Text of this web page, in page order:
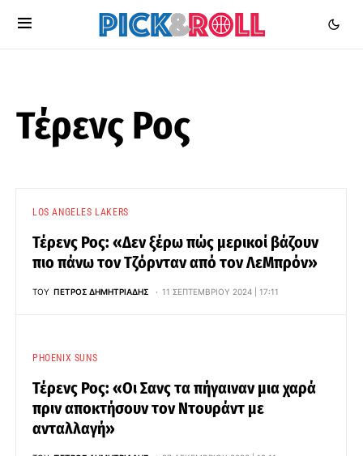
Τέρενς Ρος
LOS ANGELES LAKERS
Τέρενς Ρος: «Δεν ξέρω πώς μερικοί βάζουν
πιο πάνω τον Τζόρνταν από τον ΛεΜπρόν»
ΤΟΥ ΠΈΤΡΟΣ ΔΗΜΗΤΡΙΆΔΗΣ 11 ΣΕΠΤΕΜΒΡΊΟΥ 2024 | 17:11
PHOENIX SUNS
Τέρενς Ρος: «Οι Σανς τα πήγαιναν μια χαρά
πριν αποκτήσουν τον Ντουράντ με
ανταλλαγή»